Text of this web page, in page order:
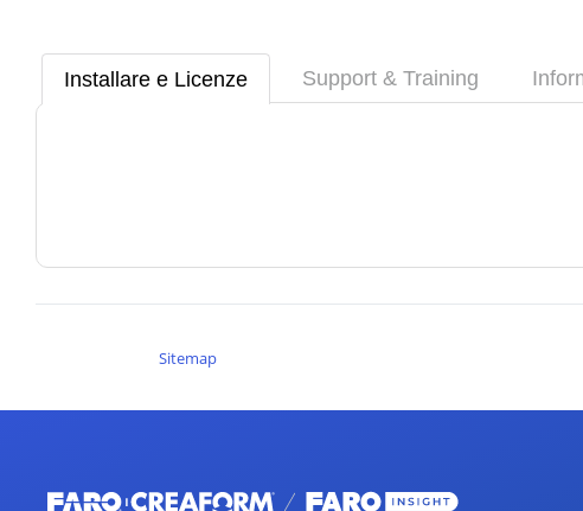
Installare e Licenze Support & Training
Sitemap